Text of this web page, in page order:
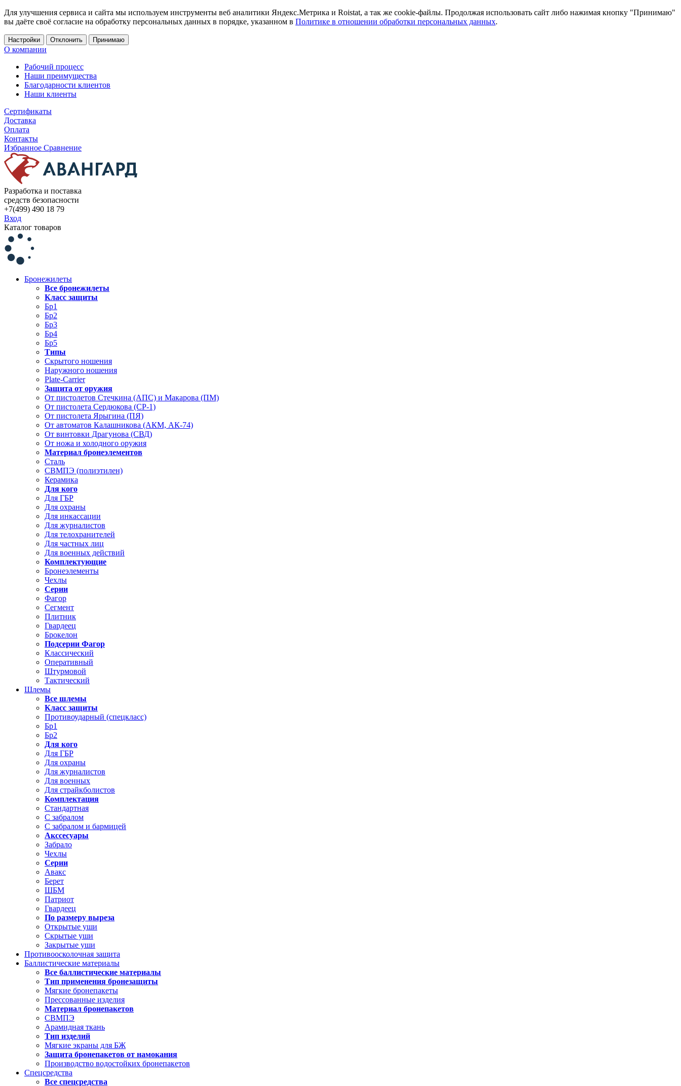
Для улучшения сервиса и сайта мы используем инструменты веб аналитики Яндекс.Метрика и Roistat, а так же cookie-файлы. Продолжая использовать сайт либо нажимая кнопку "Принимаю"
вы даёте своё согласие на обработку персональных данных в порядке, указанном в Политике в отношении обработки персональных данных.
Настройки Отклонить Принимаю
О компании
Рабочий процесс
Наши преимущества
Благодарности клиентов
Наши клиенты
Сертификаты
Доставка
Оплата
Контакты
Избранное Сравнение
Разработка и поставка
средств безопасности
+7(499) 490 18 79
Вход
Каталог товаров
Бронежилеты
Все бронежилеты
Класс защиты
Бр1
Бр2
Бр3
Бр4
Бр5
Типы
Скрытого ношения
Наружного ношения
Plate-Carrier
Защита от оружия
От пистолетов Стечкина (АПС) и Макарова (ПМ)
От пистолета Сердюкова (СР-1)
От пистолета Ярыгина (ПЯ)
От автоматов Калашникова (АКМ, АК-74)
От винтовки Драгунова (СВД)
От ножа и холодного оружия
Материал бронеэлементов
Сталь
СВМПЭ (полиэтилен)
Керамика
Для кого
Для ГБР
Для охраны
Для инкассации
Для журналистов
Для телохранителей
Для частных лиц
Для военных действий
Комплектующие
Бронеэлементы
Чехлы
Серии
Фагор
Сегмент
Плитник
Гвардеец
Брокелон
Подсерии Фагор
Классический
Оперативный
Штурмовой
Тактический
Шлемы
Все шлемы
Класс защиты
Противоударный (спецкласс)
Бр1
Бр2
Для кого
Для ГБР
Для охраны
Для журналистов
Для военных
Для страйкболистов
Комплектация
Стандартная
С забралом
С забралом и бармицей
Акссесуары
Забрало
Чехлы
Серии
Авакс
Берет
ШБМ
Патриот
Гвардеец
По размеру выреза
Открытые уши
Скрытые уши
Закрытые уши
Противоосколочная защита
Баллистические материалы
Все баллистические материалы
Тип применения бронезащиты
Мягкие бронепакеты
Прессованные изделия
Материал бронепакетов
СВМПЭ
Арамидная ткань
Тип изделий
Мягкие экраны для БЖ
Защита бронепакетов от намокания
Производство водостойких бронепакетов
Спецсредства
Все спецсредства